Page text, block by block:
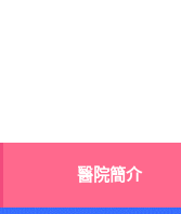
醫院簡介